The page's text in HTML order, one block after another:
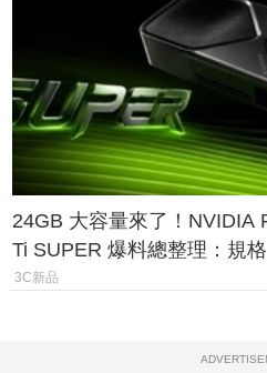
24GB 大容量來了！NVIDIA
Ti SUPER 爆料總整理：規
上市時間
3C新品